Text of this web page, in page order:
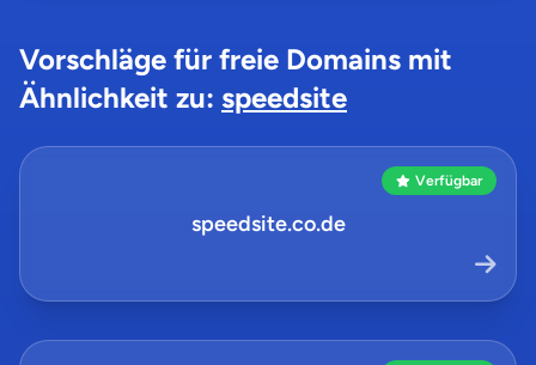
Vorschläge für freie Domains mit
Ähnlichkeit zu: speedsite
Verfügbar
speedsite.co.de